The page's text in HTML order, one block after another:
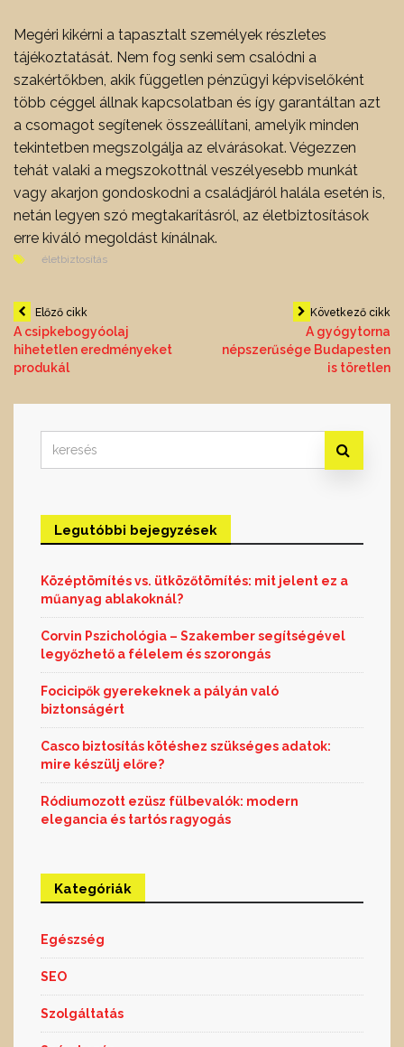
Megéri kikérni a tapasztalt személyek részletes
tájékoztatását. Nem fog senki sem csalódni a
szakértőkben, akik független pénzügyi képviselőként
több céggel állnak kapcsolatban és így garantáltan azt
a csomagot segítenek összeállítani, amelyik minden
tekintetben megszolgálja az elvárásokat. Végezzen
tehát valaki a megszokottnál veszélyesebb munkát
vagy akarjon gondoskodni a családjáról halála esetén is,
netán legyen szó megtakarításról, az életbiztosítások
erre kiváló megoldást kínálnak.
életbiztosítás
Bejegyzés
navigáció
Előző cikk
A csipkebogyóolaj
hihetetlen eredményeket
produkál
Következő cikk
A gyógytorna
népszerűsége Budapesten
is töretlen
for:
Legutóbbi bejegyzések
Középtömítés vs. ütközőtömítés: mit jelent ez a
műanyag ablakoknál?
Corvin Pszichológia – Szakember segítségével
legyőzhető a félelem és szorongás
Focicipők gyerekeknek a pályán való
biztonságért
Casco biztosítás kötéshez szükséges adatok:
mire készülj előre?
Ródiumozott ezüsz fülbevalók: modern
elegancia és tartós ragyogás
Kategóriák
Egészség
SEO
Szolgáltatás